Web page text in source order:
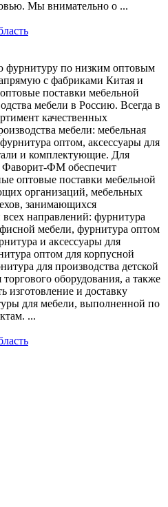
Мы внимательно о ...
фурнитуру по низким оптовым
с фабриками Китая и
поставки мебельной
мебели в Россию. Всегда в
качественных
мебели: мебельная
оптом, аксессуары для
и комплектующие. Для
Фаворит-ФМ обеспечит
оптовые поставки мебельной
организаций, мебельных
занимающихся
направлений: фурнитура
мебели, фурнитура оптом
и аксессуары для
оптом для корпусной
для производства детской
оборудования, а также
изготовление и доставку
для мебели, выполненной по
...